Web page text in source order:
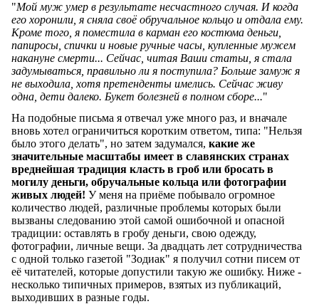
"Мой муж умер в результате несчастного случая. И когда
его хоронили, я сняла своё обручальное кольцо и отдала ему.
Кроме того, я поместила в карман его костюма деньги,
папиросы, спички и новые ручные часы, купленные мужем
накануне смерти... Сейчас, читая Ваши статьи, я стала
задумываться, правильно ли я поступила? Больше замуж я
не выходила, хотя претенденты имелись. Сейчас живу
одна, дети далеко. Букет болезней в полном сборе..."
На подобные письма я отвечал уже много раз, и вначале
вновь хотел ограничиться коротким ответом, типа: "Нельзя
было этого делать", но затем задумался, какие же
значительные масштабы имеет в славянских странах
вреднейшая традиция класть в гроб или бросать в
могилу деньги, обручальные кольца или фотографии
живых людей! У меня на приёме побывало огромное
количество людей, различные проблемы которых были
вызваны следованию этой самой ошибочной и опасной
традиции: оставлять в гробу деньги, свою одежду,
фотографии, личные вещи. За двадцать лет сотрудничества
с одной только газетой "Зодиак" я получил сотни писем от
её читателей, которые допустили такую же ошибку. Ниже -
несколько типичных примеров, взятых из публикаций,
выходивших в разные годы.